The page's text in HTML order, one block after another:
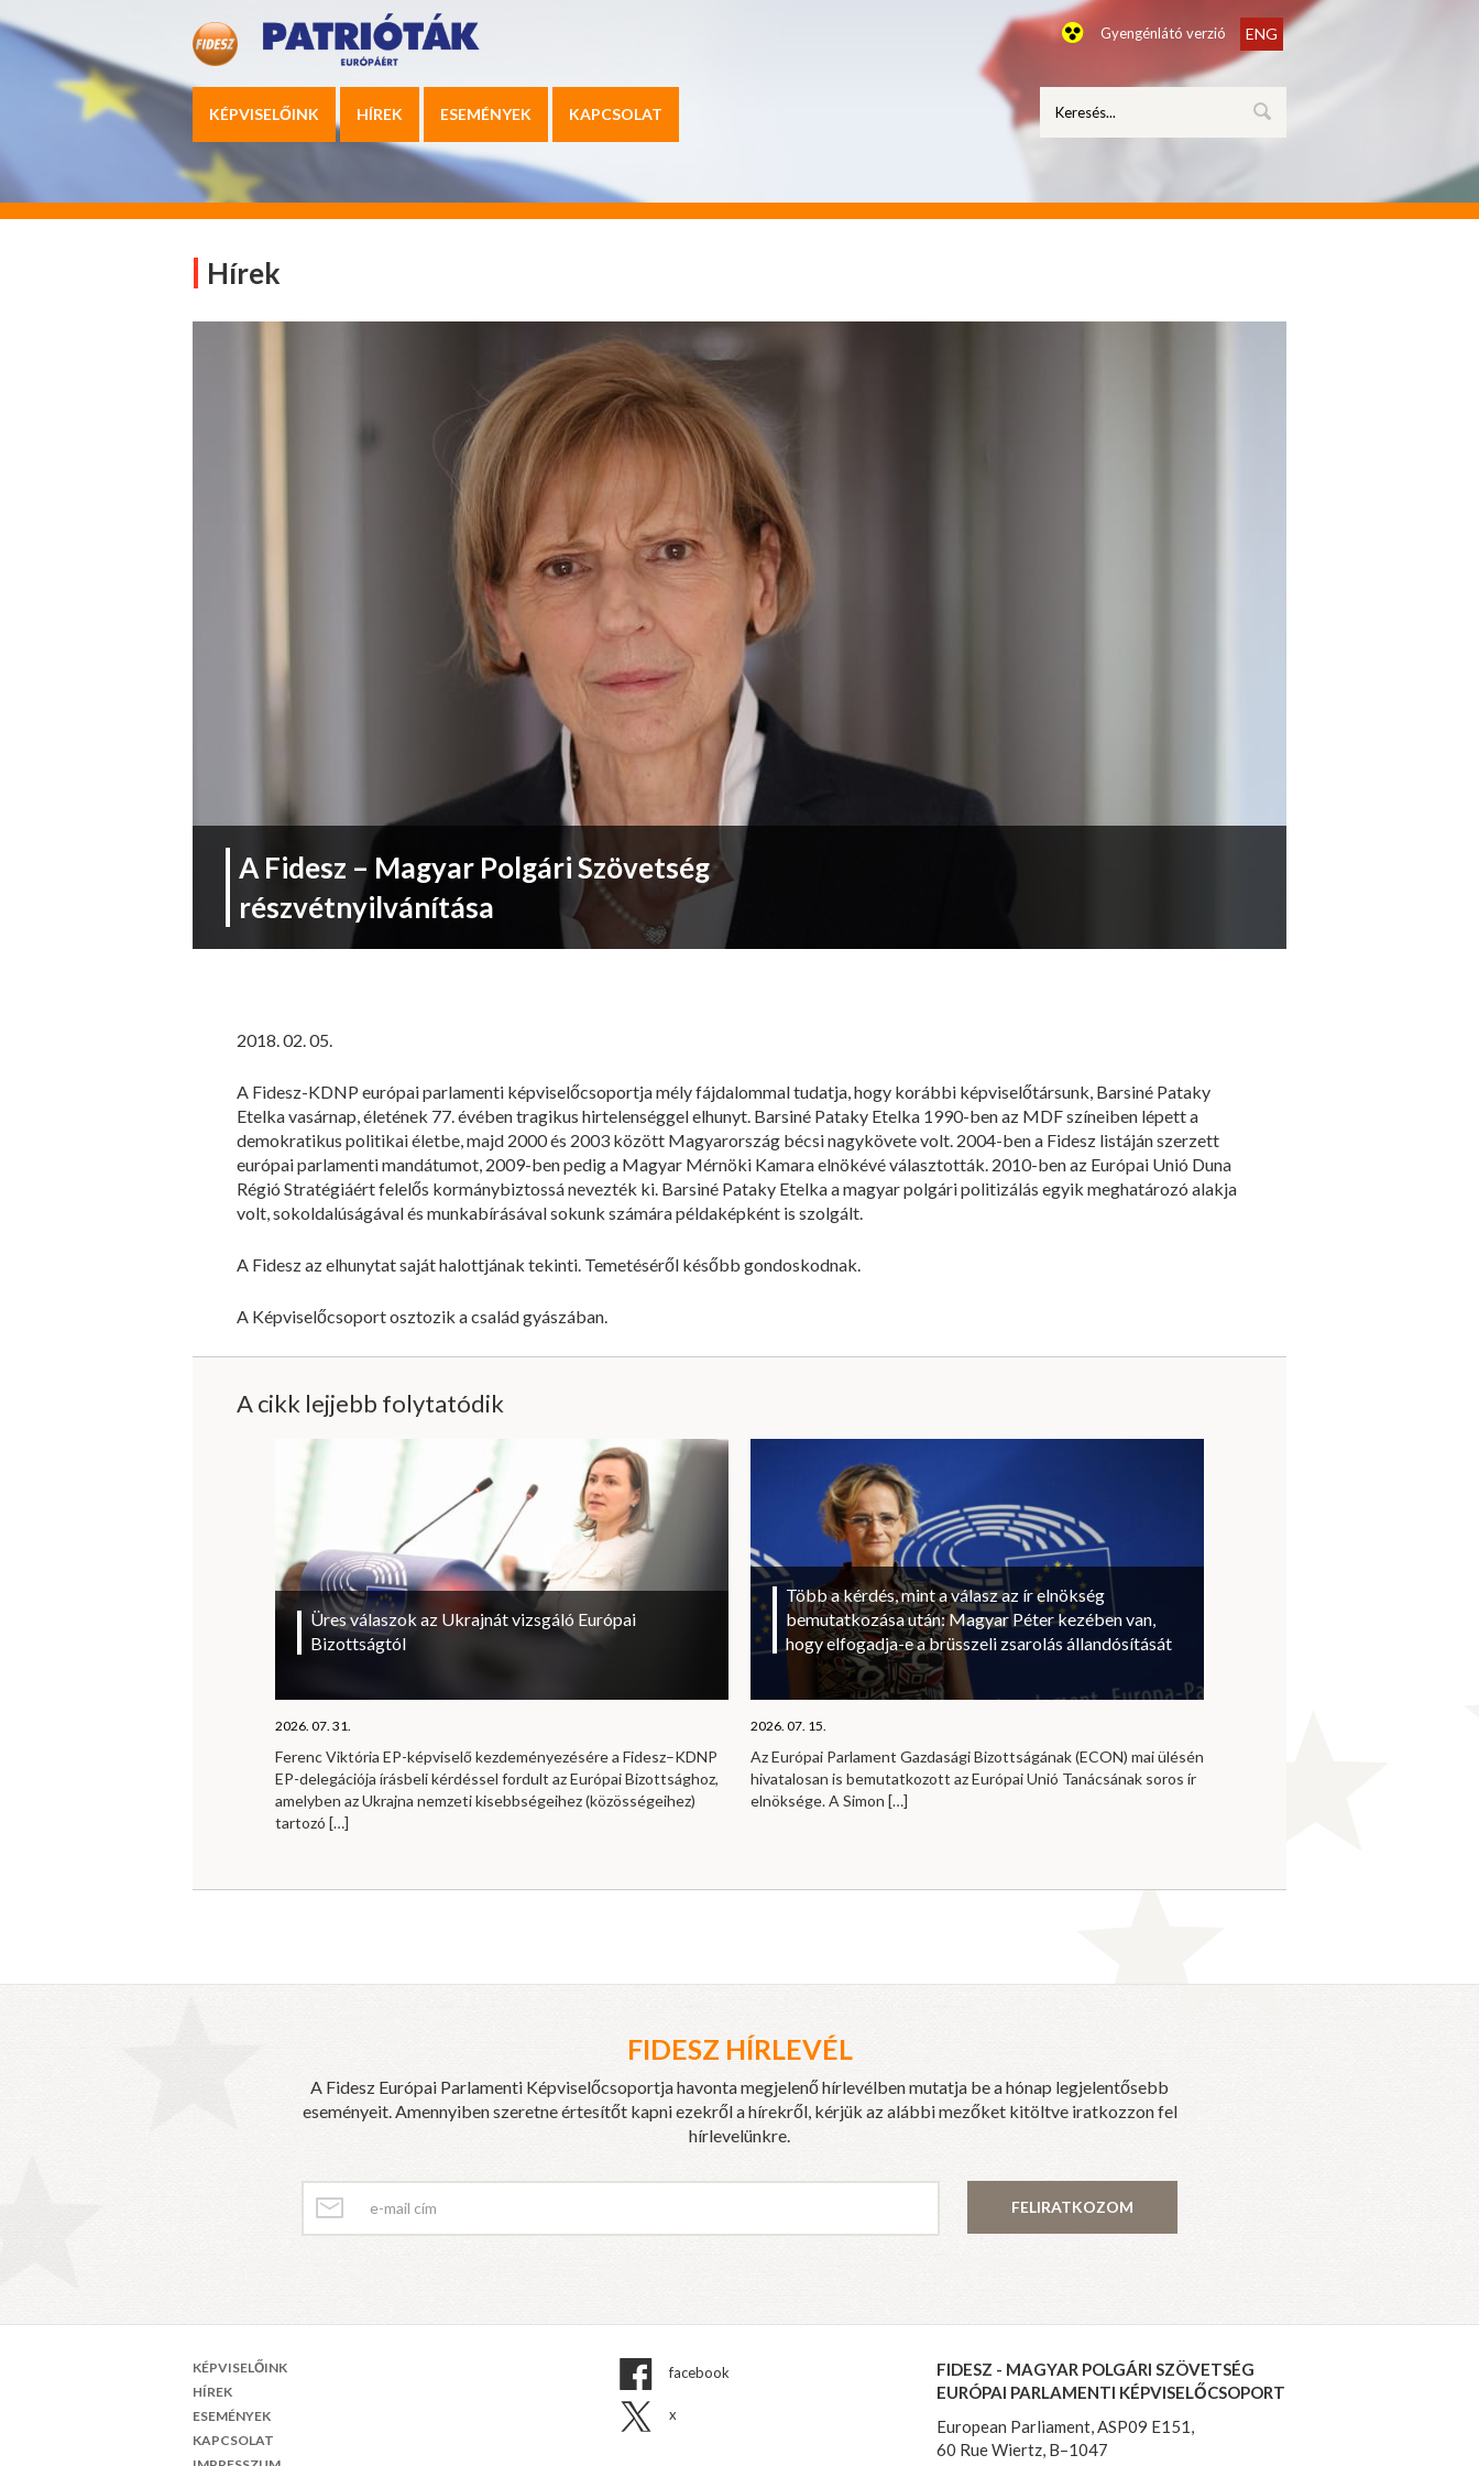
Gyengénlátó verzió ENG
KÉPVISELŐINK HÍREK ESEMÉNYEK KAPCSOLAT
Hírek
A Fidesz – Magyar Polgári Szövetség
részvétnyilvánítása
2018. 02. 05.
A Fidesz-KDNP európai parlamenti képviselőcsoportja mély fájdalommal tudatja, hogy korábbi képviselőtársunk, Barsiné Pataky
Etelka vasárnap, életének 77. évében tragikus hirtelenséggel elhunyt. Barsiné Pataky Etelka 1990-ben az MDF színeiben lépett a
demokratikus politikai életbe, majd 2000 és 2003 között Magyarország bécsi nagykövete volt. 2004-ben a Fidesz listáján szerzett
európai parlamenti mandátumot, 2009-ben pedig a Magyar Mérnöki Kamara elnökévé választották. 2010-ben az Európai Unió Duna
Régió Stratégiáért felelős kormánybiztossá nevezték ki. Barsiné Pataky Etelka a magyar polgári politizálás egyik meghatározó alakja
volt, sokoldalúságával és munkabírásával sokunk számára példaképként is szolgált.
A Fidesz az elhunytat saját halottjának tekinti. Temetéséről később gondoskodnak.
A Képviselőcsoport osztozik a család gyászában.
A cikk lejjebb folytatódik
Üres válaszok az Ukrajnát vizsgáló Európai
Bizottságtól
2026. 07. 31.
Ferenc Viktória EP-képviselő kezdeményezésére a Fidesz–KDNP
EP-delegációja írásbeli kérdéssel fordult az Európai Bizottsághoz,
amelyben az Ukrajna nemzeti kisebbségeihez (közösségeihez)
tartozó […]
Több a kérdés, mint a válasz az ír elnökség
bemutatkozása után: Magyar Péter kezében van,
hogy elfogadja-e a brüsszeli zsarolás állandósítását
2026. 07. 15.
Az Európai Parlament Gazdasági Bizottságának (ECON) mai ülésén
hivatalosan is bemutatkozott az Európai Unió Tanácsának soros ír
elnöksége. A Simon […]
FIDESZ HÍRLEVÉL
A Fidesz Európai Parlamenti Képviselőcsoportja havonta megjelenő hírlevélben mutatja be a hónap legjelentősebb
eseményeit. Amennyiben szeretne értesítőt kapni ezekről a hírekről, kérjük az alábbi mezőket kitöltve iratkozzon fel
hírlevelünkre.
FELIRATKOZOM
KÉPVISELŐINK
HÍREK
ESEMÉNYEK
KAPCSOLAT
facebook
x
FIDESZ - MAGYAR POLGÁRI SZÖVETSÉG
EURÓPAI PARLAMENTI KÉPVISELŐCSOPORT
European Parliament, ASP09 E151,
60 Rue Wiertz, B–1047